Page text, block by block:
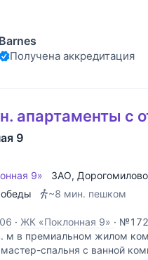
Barnes
Получена аккредитация
апартаменты с
9
9» ЗАО, Дорогомилово
~8 мин. пешком
· ЖК «Поклонная 9» ·
м в премиальном жилом
мастер-спальня с ванной